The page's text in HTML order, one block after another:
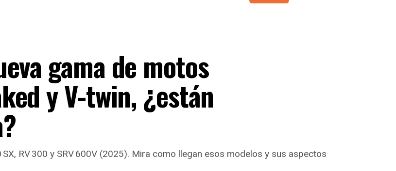
gama de motos
y V-twin, ¿están
RV 300 y SRV 600V (2025). Mira como llegan esos modelos y sus aspectos